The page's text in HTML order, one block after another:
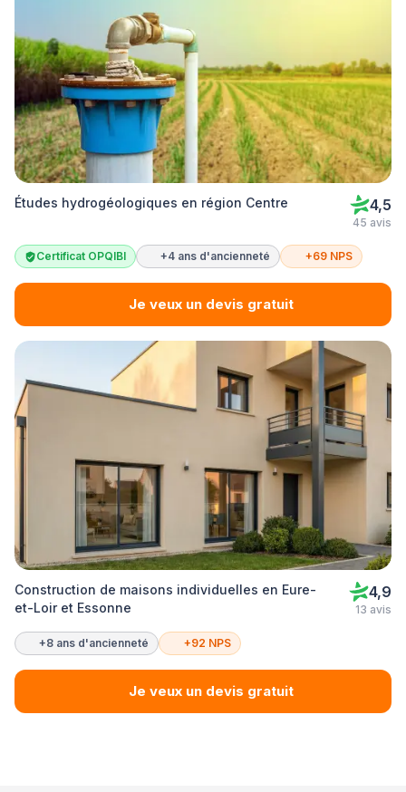
Études hydrogéologiques en région Centre 4,5
45 avis
Certificat OPQIBI +4 ans d'ancienneté +69 NPS
Je veux un devis gratuit
Construction de maisons individuelles en Eure-
et-Loir et Essonne
4,9
13 avis
+8 ans d'ancienneté +92 NPS
Je veux un devis gratuit